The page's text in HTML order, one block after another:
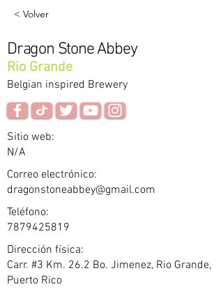
< Volver
Dragon Stone Abbey
Rio Grande
Belgian inspired Brewery
Sitio web:
N/A
Correo electrónico:
dragonstoneabbey@gmail.com
Teléfono:
7879425819
Dirección física:
Carr. #3 Km. 26.2 Bo. Jimenez, Rio Grande,
Puerto Rico